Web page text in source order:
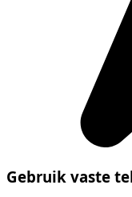
Gebruik vaste